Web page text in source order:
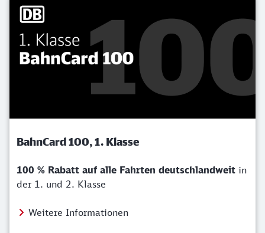
BahnCard 100, 1. Klasse
100 % Rabatt auf alle Fahrten deutschlandweit in
der 1. und 2. Klasse
Weitere Informationen